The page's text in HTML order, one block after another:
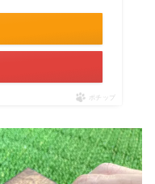
ポチップ